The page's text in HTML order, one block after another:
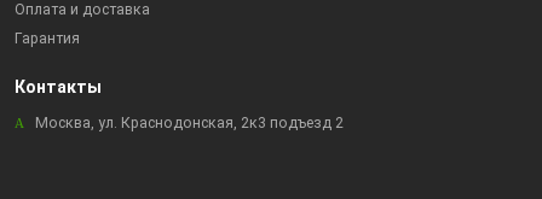
Оплата и доставка
Гарантия
Контакты
Москва, ул. Краснодонская, 2к3 подъезд 2